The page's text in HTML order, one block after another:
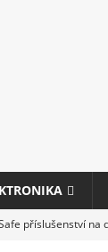
příslušenství